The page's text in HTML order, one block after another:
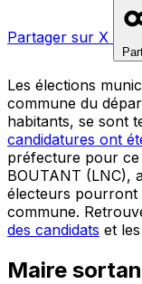
Partager sur X
Les élections
commune du
habitants, se sont
candidatures ont
préfecture pour
BOUTANT (LNC),
électeurs pourront
commune.
des candidats et
Maire